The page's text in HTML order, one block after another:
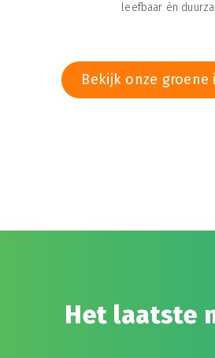
leefbaar én
Bekijk onze groene
Het laatste